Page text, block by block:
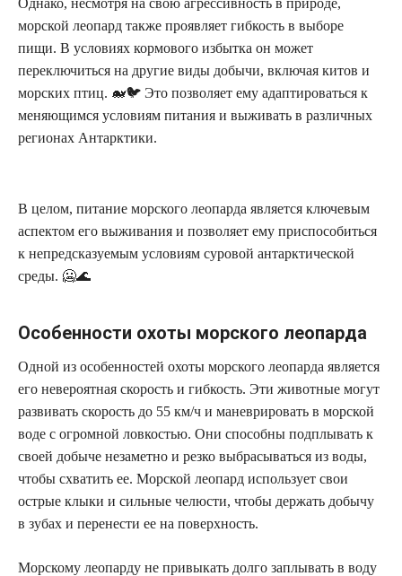
морской леопард также проявляет гибкость в выборе
пищи. В условиях кормового избытка он может
переключиться на другие виды добычи, включая китов и
морских птиц. 🐋🐦 Это позволяет ему адаптироваться к
меняющимся условиям питания и выживать в различных
регионах Антарктики.
В целом, питание морского леопарда является ключевым
аспектом его выживания и позволяет ему приспособиться
к непредсказуемым условиям суровой антарктической
среды. 🥶🌊
Особенности охоты морского леопарда
Одной из особенностей охоты морского леопарда является
его невероятная скорость и гибкость. Эти животные могут
развивать скорость до 55 км/ч и маневрировать в морской
воде с огромной ловкостью. Они способны подплывать к
своей добыче незаметно и резко выбрасываться из воды,
чтобы схватить ее. Морской леопард использует свои
острые клыки и сильные челюсти, чтобы держать добычу
в зубах и перенести ее на поверхность.
Морскому леопарду не привыкать долго заплывать в воду